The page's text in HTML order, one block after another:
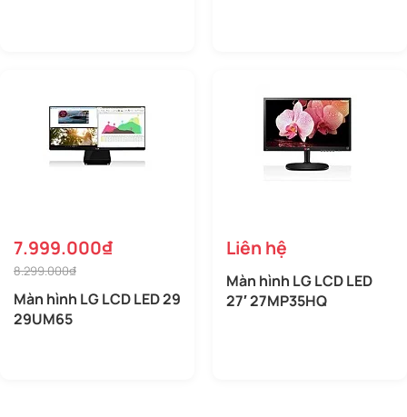
7.999.000₫
8.299.000₫
Màn hình LG LCD LED 29
29UM65
Liên hệ
Màn hình LG LCD LED
27′ 27MP35HQ